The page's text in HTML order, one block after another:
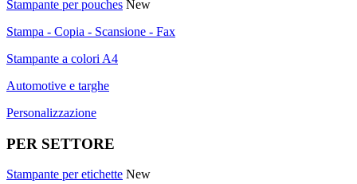
Stampante per pouches New
Stampa - Copia - Scansione - Fax
Stampante a colori A4
Automotive e targhe
Personalizzazione
PER SETTORE
Stampante per etichette New